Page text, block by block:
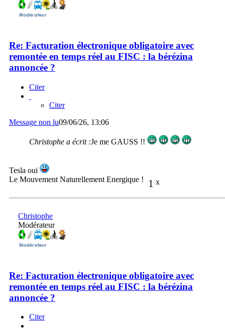
Re: Facturation électronique obligatoire avec
remontée en temps réel au FISC : la bérézina
annoncée ?
Citer
Citer
Message non lu09/06/26, 13:06
Christophe a écrit :Je me GAUSS !!
Tesla oui
1 x
Le Mouvement Naturellement Energique !
Christophe
Modérateur
Re: Facturation électronique obligatoire avec
remontée en temps réel au FISC : la bérézina
annoncée ?
Citer